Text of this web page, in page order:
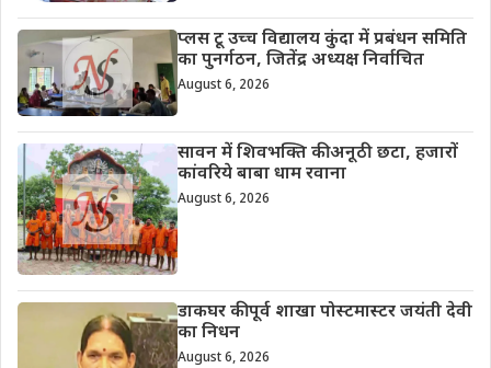
प्लस टू उच्च विद्यालय कुंदा में प्रबंधन समिति
का पुनर्गठन, जितेंद्र अध्यक्ष निर्वाचित
August 6, 2026
सावन में शिवभक्ति की अनूठी छटा, हजारों
कांवरिये बाबा धाम रवाना
August 6, 2026
डाकघर की पूर्व शाखा पोस्टमास्टर जयंती देवी
का निधन
August 6, 2026